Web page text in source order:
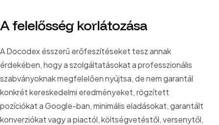
A felelősség korlátozása
A Docodex ésszerű erőfeszítéseket tesz annak
érdekében, hogy a szolgáltatásokat a professzionális
szabványoknak megfelelően nyújtsa, de nem garantál
konkrét kereskedelmi eredményeket, rögzített
pozíciókat a Google-ban, minimális eladásokat, garantált
konverziókat vagy a piactól, költségvetéstől, versenytől,